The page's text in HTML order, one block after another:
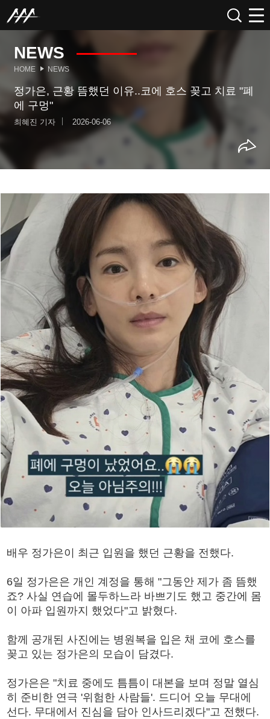
NEWS
HOME NEWS
정가은, 근황 뜸했던 이유..코에 호스 꽂고 치료 "폐
에 구멍"
최혜진 기자 2026-06-06
배우 정가은이 최근 입원을 했던 근황을 전했다.
6일 정가은은 개인 계정을 통해 "그동안 제가 좀 뜸했
죠? 사실 연습에 몰두하느라 바쁘기도 했고 중간에 몸
이 아파 입원까지 했었다"고 밝혔다.
함께 공개된 사진에는 병원복을 입은 채 코에 호스를
꽂고 있는 정가은의 모습이 담겼다.
정가은은 "치료 중에도 틈틈이 대본을 보며 정말 열심
히 준비한 연극 '위험한 사람들'. 드디어 오늘 무대에
선다. 무대에서 진심을 담아 인사드리겠다"고 전했다.